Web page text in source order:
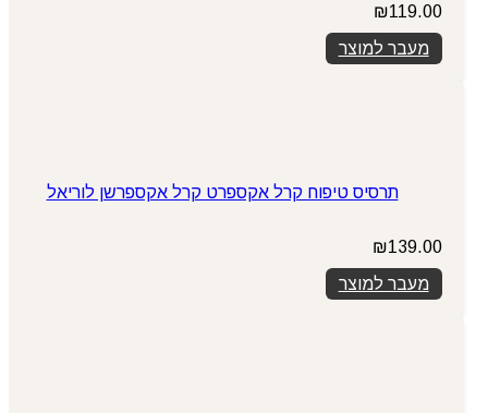
₪119.00
מעבר למוצר
תרסיס טיפוח קרל אקספרט קרל אקספרשן לוריאל
₪139.00
מעבר למוצר